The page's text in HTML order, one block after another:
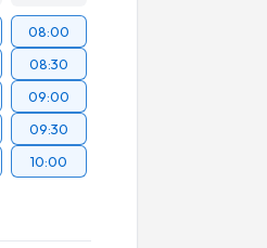
08:00
08:30
09:00
09:30
10:00